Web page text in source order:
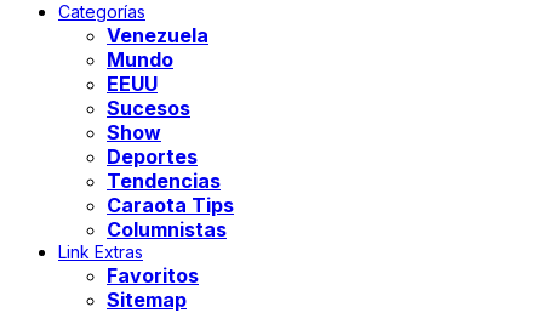
Categorías
Venezuela
Mundo
EEUU
Sucesos
Show
Deportes
Tendencias
Caraota Tips
Columnistas
Link Extras
Favoritos
Sitemap